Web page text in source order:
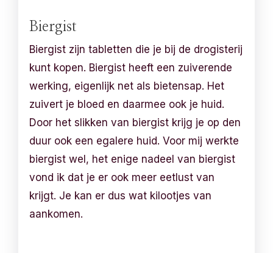
Biergist
Biergist zijn tabletten die je bij de drogisterij
kunt kopen. Biergist heeft een zuiverende
werking, eigenlijk net als bietensap. Het
zuivert je bloed en daarmee ook je huid.
Door het slikken van biergist krijg je op den
duur ook een egalere huid. Voor mij werkte
biergist wel, het enige nadeel van biergist
vond ik dat je er ook meer eetlust van
krijgt. Je kan er dus wat kilootjes van
aankomen.